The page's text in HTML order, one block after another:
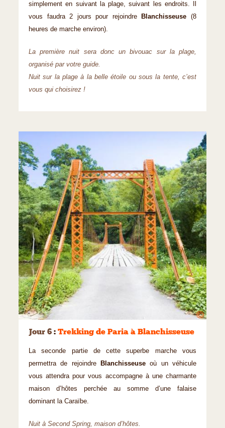
simplement en suivant la plage, suivant les endroits. Il
vous faudra 2 jours pour rejoindre
Blanchisseuse (8
heures de marche environ).
La première nuit sera donc un bivouac sur la plage,
organisé par votre guide.
Nuit sur la plage à la belle étoile ou sous la tente, c’est
vous qui choisirez !
©
Jour 6 : Trekking de Paria à Blanchisseuse
La seconde partie de cette superbe marche vous
permettra de rejoindre
Blanchisseuse où un véhicule
vous attendra pour vous accompagne à une charmante
maison d’hôtes perchée au somme d’une falaise
dominant la Caraïbe.
Nuit à Second Spring, maison d’hôtes.